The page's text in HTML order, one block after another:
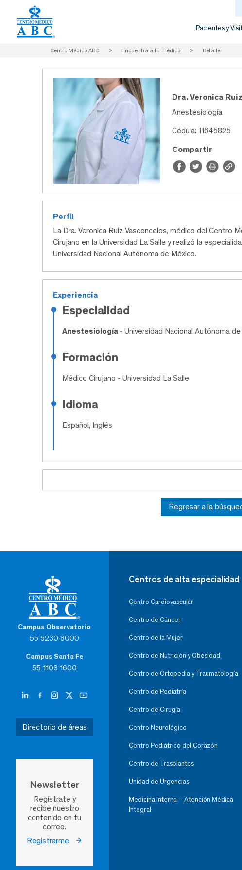
Pacientes y
Centro Médico ABC > Encuentra a tu médico > Detalle
Dra. Veronica
Anestesiología
Cédula: 11645825
Compartir
Perfil
La Dra. Veronica Ruiz Vasconcelos, médico del Centro
Cirujano en la Universidad La Salle y realizó la
Universidad Nacional Autónoma de México.
Experiencia
Especialidad
Anestesiología - Universidad Nacional Autónoma
Formación
Médico Cirujano - Universidad La Salle
Idioma
Español, Inglés
Regresar a la
Campus Observatorio
55 5230 8000
Campus Santa Fe
55 1103 1600
Directorio de áreas
Newsletter
Regístrate y
recibe nuestro
contenido en tu
correo.
Registrarme
Centros de alta especialidad
Centro Cardiovascular
Centro de Cáncer
Centro de la Mujer
Centro de Nutrición y Obesidad
Centro de Ortopedia y Traumatología
Centro de Pediatría
Centro de Cirugía
Centro Neurológico
Centro Pediátrico del Corazón
Centro de Trasplantes
Unidad de Urgencias
Medicina Interna – Atención Médica
Integral